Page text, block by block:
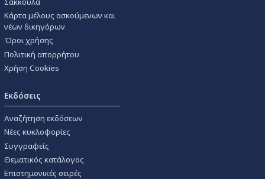
Κάρτα μέλους ασκούμενων και
νέων δικηγόρων
Όροι χρήσης
Πολιτική απορρήτου
Χρήση Cookies
Εκδόσεις
Αναζήτηση εκδόσεων
Νέες κυκλοφορίες
Συγγραφείς
Θεματικός κατάλογος
Επιστημονικές σειρές